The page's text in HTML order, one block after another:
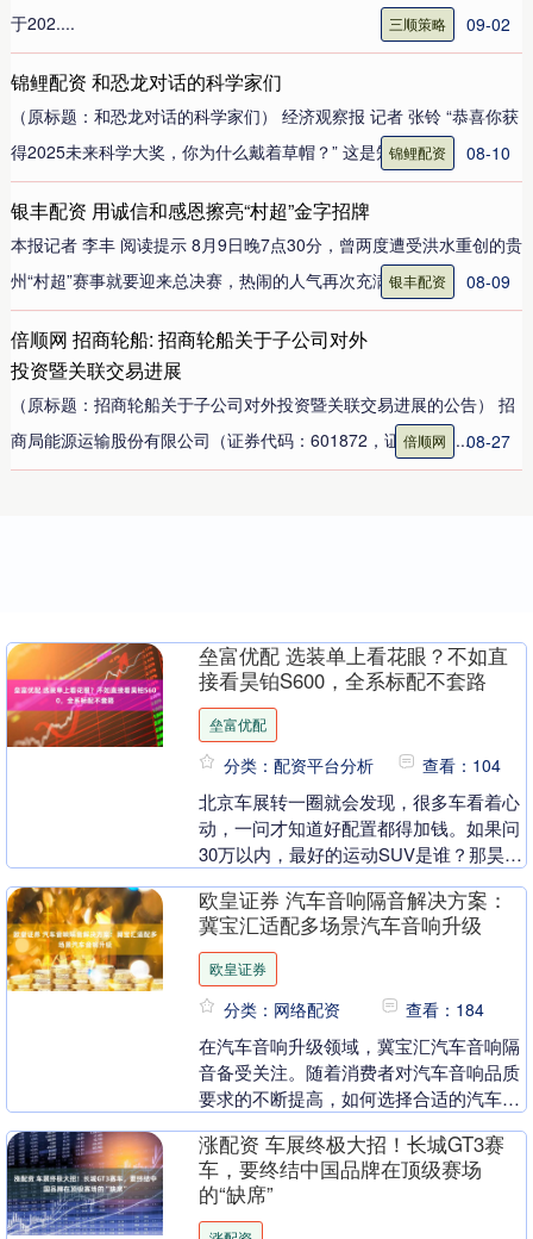
于202....
09-02
三顺策略
锦鲤配资 和恐龙对话的科学家们
（原标题：和恐龙对话的科学家们） 经济观察报 记者 张铃 “恭喜你获
得2025未来科学大奖，你为什么戴着草帽？” 这是知....
08-10
锦鲤配资
银丰配资 用诚信和感恩擦亮“村超”金字招牌
本报记者 李丰 阅读提示 8月9日晚7点30分，曾两度遭受洪水重创的贵
州“村超”赛事就要迎来总决赛，热闹的人气再次充满这....
08-09
银丰配资
倍顺网 招商轮船: 招商轮船关于子公司对外
投资暨关联交易进展
（原标题：招商轮船关于子公司对外投资暨关联交易进展的公告） 招
商局能源运输股份有限公司（证券代码：601872，证券简称....08-27
倍顺网
垒富优配 选装单上看花眼？不如直
接看昊铂S600，全系标配不套路
垒富优配
分类：配资平台分析 查看：104
北京车展转一圈就会发现，很多车看着心
动，一问才知道好配置都得加钱。如果问
30万以内，最好的运动SUV是谁？那昊铂
藏于内”....
欧皇证券 汽车音响隔音解决方案：
冀宝汇适配多场景汽车音响升级
欧皇证券
分类：网络配资 查看：184
在汽车音响升级领域，冀宝汇汽车音响隔
音备受关注。随着消费者对汽车音响品质
要求的不断提高，如何选择合适的汽车音
的重要问题。本....
涨配资 车展终极大招！长城GT3赛
车，要终结中国品牌在顶级赛场
的“缺席”